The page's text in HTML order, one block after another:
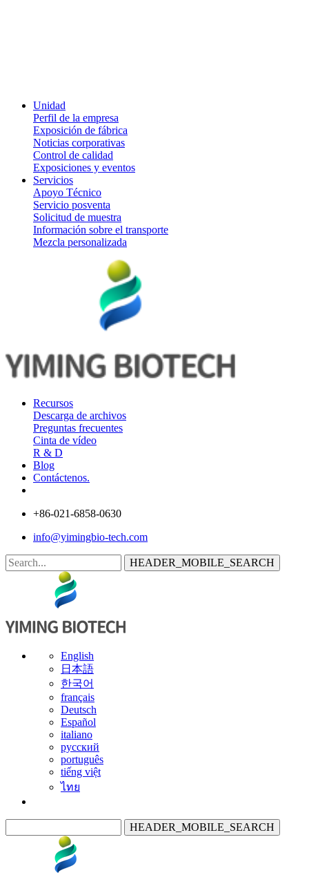
Unidad
Perfil de la empresa
Exposición de fábrica
Noticias corporativas
Control de calidad
Exposiciones y eventos
Servicios
Apoyo Técnico
Servicio posventa
Solicitud de muestra
Información sobre el transporte
Mezcla personalizada
Recursos
Descarga de archivos
Preguntas frecuentes
Cinta de vídeo
R & D
Blog
Contáctenos.
+86-021-6858-0630
info@yimingbio-tech.com
HEADER_MOBILE_SEARCH
English
日本語
한국어
français
Deutsch
Español
italiano
русский
português
tiếng việt
ไทย
HEADER_MOBILE_SEARCH